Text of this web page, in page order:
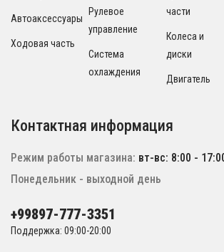
Автоаксессуары
Ходовая часть
Рулевое
управление
Система
охлаждения
части
Колеса и
диски
Двигатель
Контактная информация
Режим работы магазина: вт-вс: 8:00 -
Понедельник - выходной день
+99897-777-3351
Поддержка: 09:00-20:00